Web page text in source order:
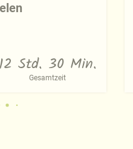
12 Std. 30 Min.
Gesamtzeit